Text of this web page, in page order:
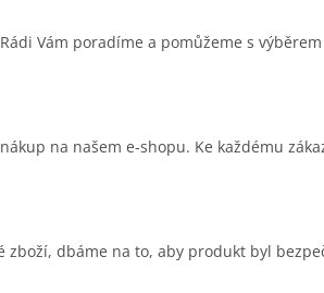
Vám poradíme a pomůžeme s
na našem e-shopu. Ke každému
dbáme na to, aby produkt byl